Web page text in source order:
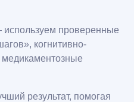
проверенные
когнитивно-
результат, помогая